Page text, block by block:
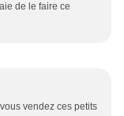
de le faire ce
vendez ces petits